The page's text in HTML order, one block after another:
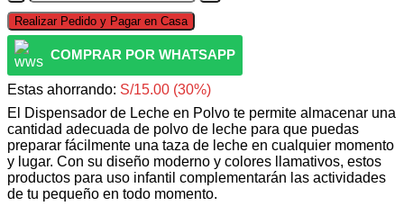
era:
S/50.00.
es:
S/35.00.
de
leche
en
polvo
cantidad
Realizar Pedido y Pagar en Casa
COMPRAR POR WHATSAPP
Estas ahorrando: S/15.00 (30%)
El Dispensador de Leche en Polvo te permite almacenar una
cantidad adecuada de polvo de leche para que puedas
preparar fácilmente una taza de leche en cualquier momento
y lugar. Con su diseño moderno y colores llamativos, estos
productos para uso infantil complementarán las actividades
de tu pequeño en todo momento.